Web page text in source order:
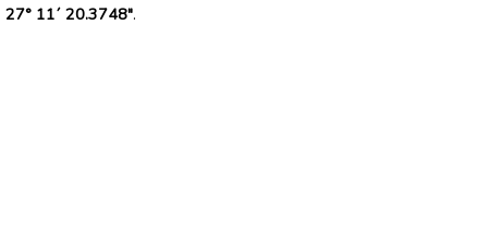
27° 11´ 20.3748".